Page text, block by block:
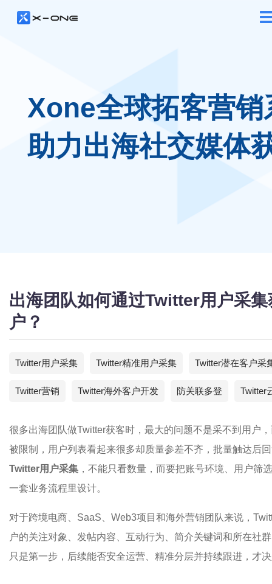
Xone全球拓客营销
助力出海社交媒体
出海团队如何通过Twitter用户采
户？
Twitter用户采集 Twitter精准用户采集 Twitter潜在客户采
Twitter营销 Twitter海外客户开发 防关联多登 Twitter
很多出海团队做Twitter获客时，最大的问题不是采不到用户
被限制，用户列表看起来很多却质量参差不齐，批量触达后
Twitter用户采集 ，不能只看数量，而要把账号环境、用户筛
一套业务流程里设计。
对于跨境电商、SaaS、Web3项目和海外营销团队来说，
户的关注对象、发帖内容、互动行为、简介关键词和所在社
只是第一步，后续能否安全运营、精准分层并持续跟进，才